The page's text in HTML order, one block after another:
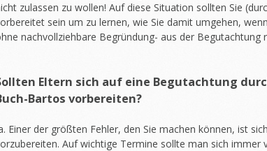
zulassen zu wollen! Auf diese Situation sollten Sie
sein um zu lernen, wie Sie damit umgehen,
nachvollziehbare Begründung- aus der Begutachtung
Eltern sich auf eine Begutachtung
Bartos vorbereiten?
Einer der größten Fehler, den Sie machen können, ist
Auf wichtige Termine sollte man sich immer